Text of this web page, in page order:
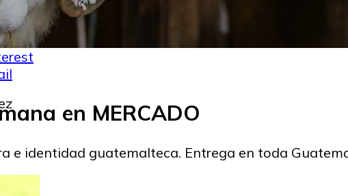
en MERCADO
e identidad guatemalteca. Entrega en toda